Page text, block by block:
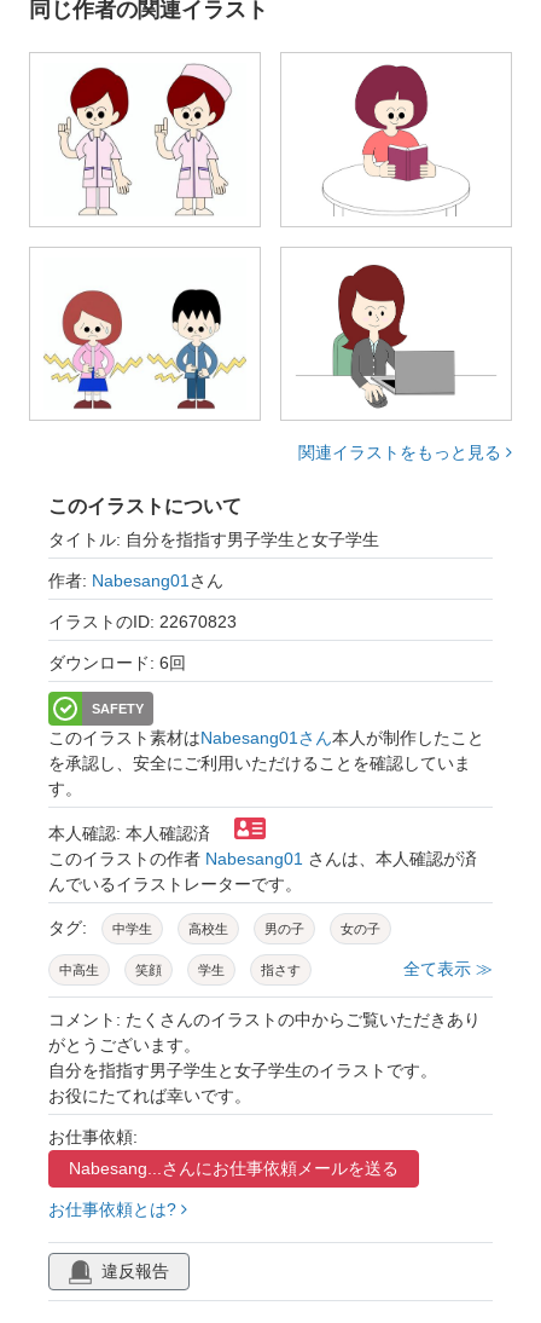
同じ作者の関連イラスト
関連イラストをもっと見る
このイラストについて
タイトル: 自分を指指す男子学生と女子学生
作者: Nabesang01さん
イラストのID: 22670823
ダウンロード: 6回
SAFETY
このイラスト素材はNabesang01さん本人が制作したこと
を承認し、安全にご利用いただけることを確認していま
す。
本人確認: 本人確認済
このイラストの作者 Nabesang01 さんは、本人確認が済
んでいるイラストレーターです。
タグ: 中学生 高校生 男の子 女の子
中高生 笑顔 学生 指さす
かわいい 10代 生徒 制服
ブレザー 女子
全て表示 ≫
コメント: たくさんのイラストの中からご覧いただきあり
がとうございます。
自分を指指す男子学生と女子学生のイラストです。
お役にたてれば幸いです。
お仕事依頼:
Nabesang...さんにお仕事依頼メールを送る
お仕事依頼とは?
違反報告